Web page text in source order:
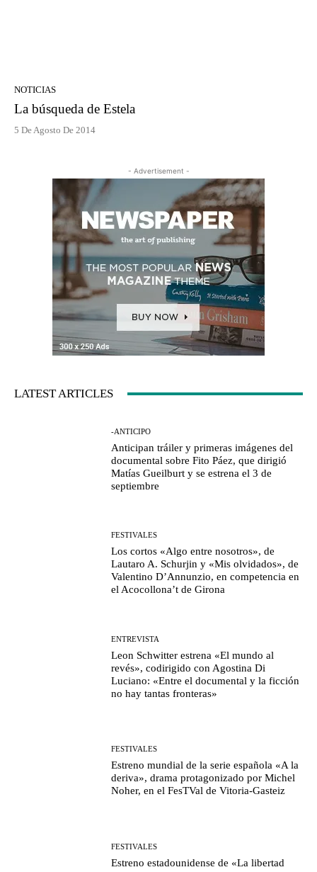
NOTICIAS
La búsqueda de Estela
5 De Agosto De 2014
- Advertisement -
LATEST ARTICLES
-ANTICIPO
Anticipan tráiler y primeras imágenes del
documental sobre Fito Páez, que dirigió
Matías Gueilburt y se estrena el 3 de
septiembre
FESTIVALES
Los cortos «Algo entre nosotros», de
Lautaro A. Schurjin y «Mis olvidados», de
Valentino D’Annunzio, en competencia en
el Acocollona’t de Girona
ENTREVISTA
Leon Schwitter estrena «El mundo al
revés», codirigido con Agostina Di
Luciano: «Entre el documental y la ficción
no hay tantas fronteras»
FESTIVALES
Estreno mundial de la serie española «A la
deriva», drama protagonizado por Michel
Noher, en el FesTVal de Vitoria-Gasteiz
FESTIVALES
Estreno estadounidense de «La libertad